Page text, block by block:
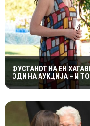
ФУСТАНОТ НА ЕН
ОДИ НА АУКЦИЈА – И